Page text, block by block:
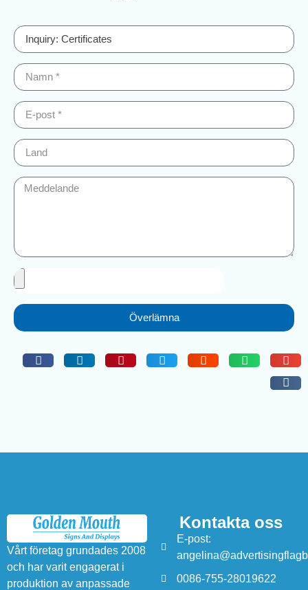
Överlämna
Vårt företag grundades 2008
och har varit engagerat i
produktion av anpassade
Kontakta oss
E-post:
0086-755-28019622